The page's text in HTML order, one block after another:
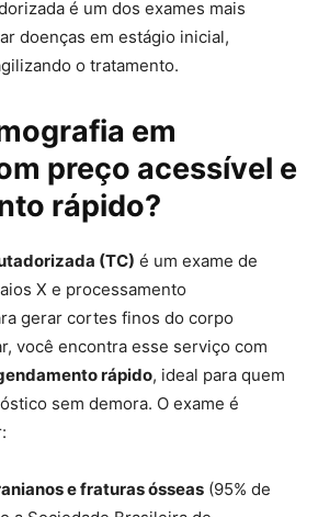
é um dos exames mais
doenças em estágio inicial,
o tratamento.
em
preço acessível e
rápido?
(TC) é um exame de
X e processamento
gerar cortes finos do corpo
você encontra esse serviço com
rápido, ideal para quem
sem demora. O exame é
e fraturas ósseas (95% de